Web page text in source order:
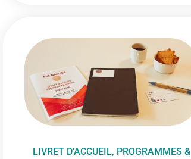
LIVRET D'ACCUEIL, PROGRAMMES &